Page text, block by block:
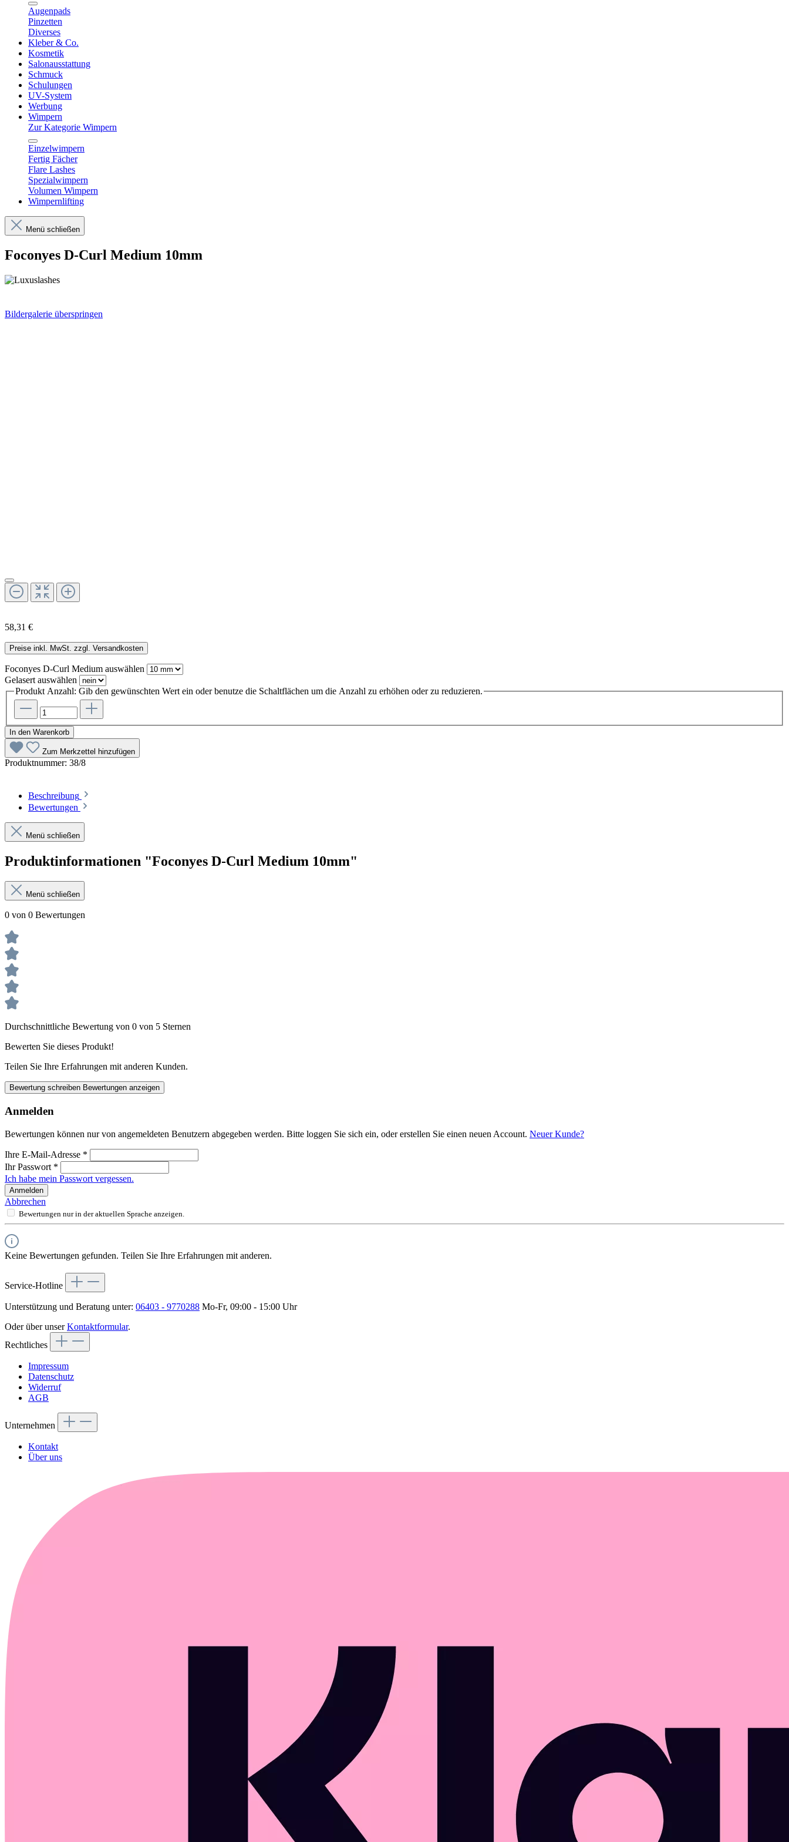
Augenpads
Pinzetten
Diverses
Kleber & Co.
Kosmetik
Salonausstattung
Schmuck
Schulungen
UV-System
Werbung
Wimpern
Zur Kategorie Wimpern
Einzelwimpern
Fertig Fächer
Flare Lashes
Spezialwimpern
Volumen Wimpern
Wimpernlifting
Menü schließen
Foconyes D-Curl Medium 10mm
Bildergalerie überspringen
58,31 €
Preise inkl. MwSt. zzgl. Versandkosten
Foconyes D-Curl Medium auswählen
Gelasert auswählen
Produkt Anzahl: Gib den gewünschten Wert ein oder benutze die Schaltflächen um die Anzahl zu erhöhen oder zu reduzieren.
In den Warenkorb
Zum Merkzettel hinzufügen
Produktnummer: 38/8
Beschreibung
Bewertungen
Menü schließen
Produktinformationen "Foconyes D-Curl Medium 10mm"
Menü schließen
0 von 0 Bewertungen
Durchschnittliche Bewertung von 0 von 5 Sternen
Bewerten Sie dieses Produkt!
Teilen Sie Ihre Erfahrungen mit anderen Kunden.
Bewertung schreiben Bewertungen anzeigen
Anmelden
Bewertungen können nur von angemeldeten Benutzern abgegeben werden. Bitte loggen Sie sich ein, oder erstellen Sie einen neuen Account. Neuer Kunde?
Ihre E-Mail-Adresse *
Ihr Passwort *
Ich habe mein Passwort vergessen.
Anmelden
Abbrechen
Bewertungen nur in der aktuellen Sprache anzeigen.
Keine Bewertungen gefunden. Teilen Sie Ihre Erfahrungen mit anderen.
Service-Hotline
Unterstützung und Beratung unter: 06403 - 9770288 Mo-Fr, 09:00 - 15:00 Uhr
Oder über unserKontaktformular.
Rechtliches
Impressum
Datenschutz
Widerruf
AGB
Unternehmen
Kontakt
Über uns